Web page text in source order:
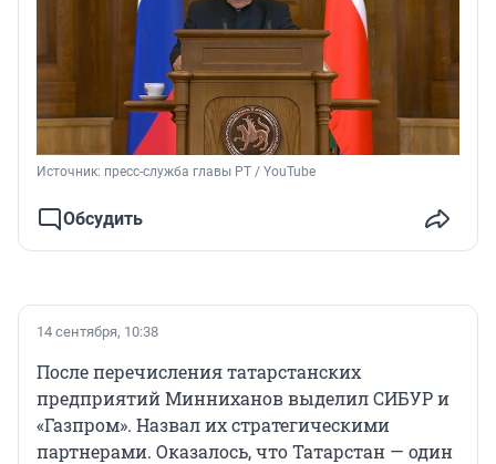
Источник: пресс-служба главы РТ / YouTube
Обсудить
14 сентября, 10:38
После перечисления татарстанских
предприятий Минниханов выделил СИБУР и
«Газпром». Назвал их стратегическими
партнерами. Оказалось, что Татарстан — один